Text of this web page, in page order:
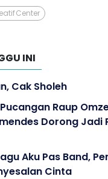
Center
INI
Cak Sholeh
Raup
Dorong Jadi
Aku Pas Band,
Cinta